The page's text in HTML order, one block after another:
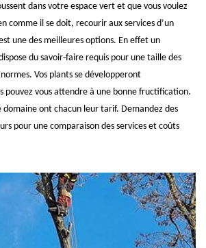
dans votre espace vert et que vous voulez
comme il se doit, recourir aux services d’un
une des meilleures options. En effet un
du savoir-faire requis pour une taille des
Vos plants se développeront
pouvez vous attendre à une bonne fructification.
domaine ont chacun leur tarif. Demandez des
pour une comparaison des services et coûts